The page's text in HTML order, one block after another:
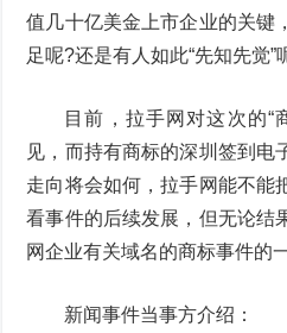
值几十亿美金上市企业的关键
足呢?还是有人如此“先知先觉”
目前，拉手网对这次的“
见，而持有商标的深圳签到电
走向将会如何，拉手网能不能
看事件的后续发展，但无论结
网企业有关域名的商标事件的
新闻事件当事方介绍：